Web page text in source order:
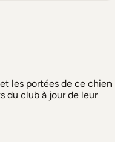
les portées de ce chien
du club à jour de leur